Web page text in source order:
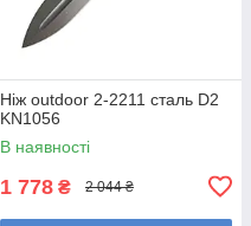
Ніж outdoor 2-2211 сталь D2
KN1056
В наявності
1 778 ₴ 2 044 ₴